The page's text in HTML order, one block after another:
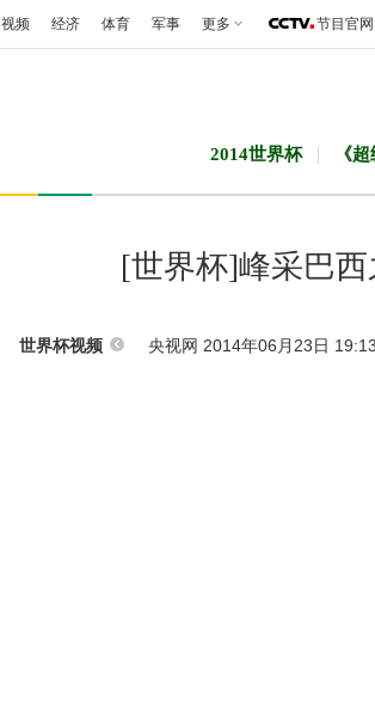
视频 经济 体育 军事 更多 节目官网
2014世界杯 《
[世界杯]峰采巴
世界杯视频 央视网 2014年06月23日